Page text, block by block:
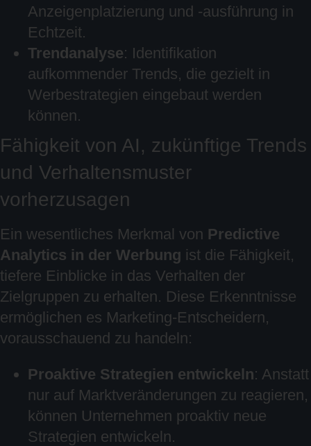
Anzeigenplatzierung und -ausführung in
Echtzeit.
Trendanalyse: Identifikation
aufkommender Trends, die gezielt in
Werbestrategien eingebaut werden
können.
Fähigkeit von AI, zukünftige Trends
und Verhaltensmuster
vorherzusagen
Ein wesentliches Merkmal von Predictive
Analytics in der Werbung ist die Fähigkeit,
tiefere Einblicke in das Verhalten der
Zielgruppen zu erhalten. Diese Erkenntnisse
ermöglichen es Marketing-Entscheidern,
vorausschauend zu handeln:
Proaktive Strategien entwickeln: Anstatt
nur auf Marktveränderungen zu reagieren,
können Unternehmen proaktiv neue
Strategien entwickeln.